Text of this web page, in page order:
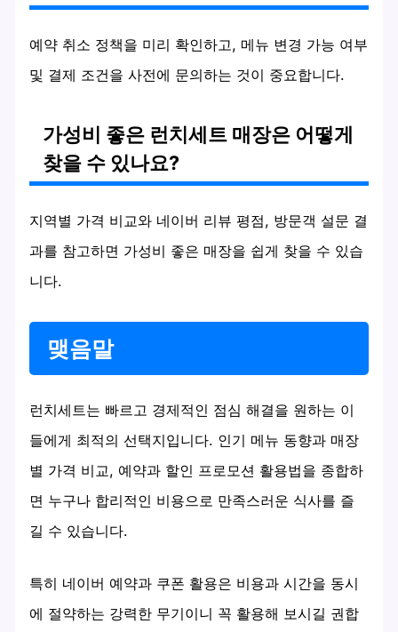
예약 취소 정책을 미리 확인하고, 메뉴 변경 가능 여부
및 결제 조건을 사전에 문의하는 것이 중요합니다.
가성비 좋은 런치세트 매장은 어떻게
찾을 수 있나요?
지역별 가격 비교와 네이버 리뷰 평점, 방문객 설문 결
과를 참고하면 가성비 좋은 매장을 쉽게 찾을 수 있습
니다.
맺음말
런치세트는 빠르고 경제적인 점심 해결을 원하는 이
들에게 최적의 선택지입니다. 인기 메뉴 동향과 매장
별 가격 비교, 예약과 할인 프로모션 활용법을 종합하
면 누구나 합리적인 비용으로 만족스러운 식사를 즐
길 수 있습니다.
특히 네이버 예약과 쿠폰 활용은 비용과 시간을 동시
에 절약하는 강력한 무기이니 꼭 활용해 보시길 권합